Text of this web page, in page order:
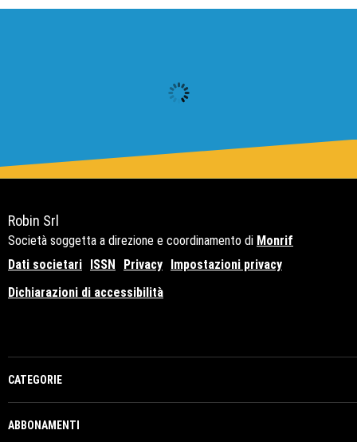
Robin Srl
Società soggetta a direzione e coordinamento di Monrif
Dati societari
ISSN Privacy
Impostazioni privacy
Dichiarazioni di accessibilità
CATEGORIE
ABBONAMENTI